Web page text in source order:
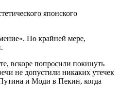
японского
По крайней мере,
вскоре попросили покинуть
не допустили никаких утечек
и Моди в Пекин, когда